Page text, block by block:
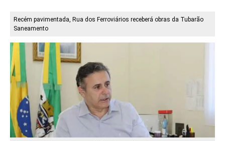
Recém pavimentada, Rua dos Ferroviários receberá obras da Tubarão
Saneamento